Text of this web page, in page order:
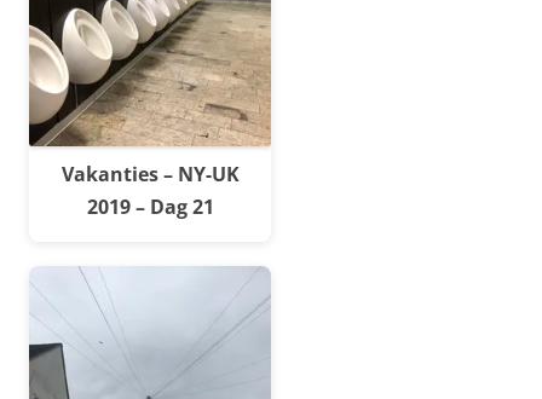
Vakanties – NY-UK
2019 – Dag 21